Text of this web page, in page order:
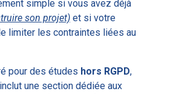
simple si vous avez déjà
son projet)et si votre
limiter les contraintes liées au
pour des études hors RGPD,
une section dédiée aux